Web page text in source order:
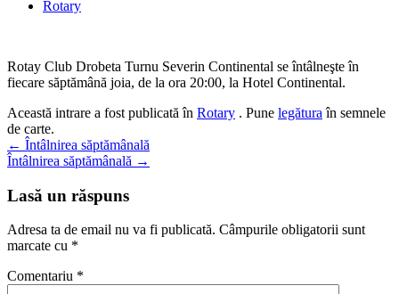
Rotary
Rotay Club Drobeta Turnu Severin Continental se întâlneşte în
fiecare săptămână joia, de la ora 20:00, la Hotel Continental.
Această intrare a fost publicată în Rotary . Pune legătura în semnele
de carte.
Navigare
în
articole
← Întâlnirea săptămânală
Întâlnirea săptămânală →
Lasă un răspuns
Adresa ta de email nu va fi publicată. Câmpurile obligatorii sunt
marcate cu *
Comentariu *